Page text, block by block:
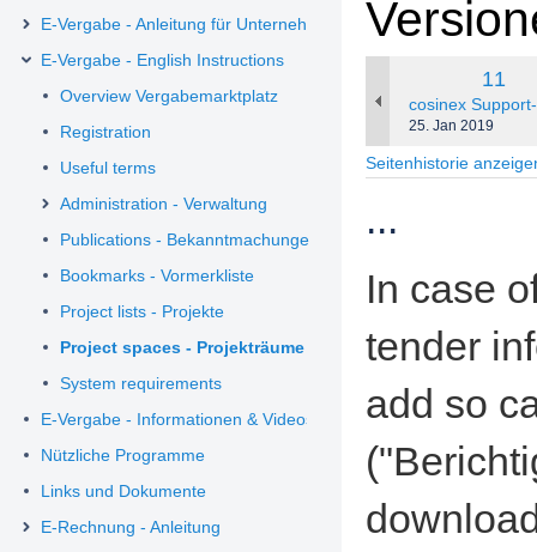
E-Vergabe - Anleitung für Unternehmen
E-Vergabe - English Instructions
Overview Vergabemarktplatz
Registration
Useful terms
Administration - Verwaltung
Publications - Bekanntmachungen
Bookmarks - Vormerkliste
Project lists - Projekte
Project spaces - Projekträume
System requirements
E-Vergabe - Informationen & Videos
Nützliche Programme
Links und Dokumente
E-Rechnung - Anleitung
Alte
11
cosinex
Gespeichert
25. Jan 2019
Seitenhistorie
...
In case
tender
add so